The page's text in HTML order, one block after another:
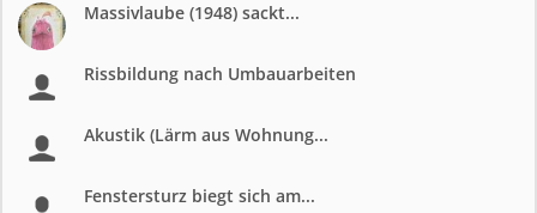
Massivlaube (1948) sackt...
Rissbildung nach Umbauarbeiten
Akustik (Lärm aus Wohnung...
Fenstersturz biegt sich am...